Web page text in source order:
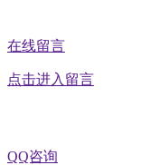
在线留言
点击进入留言
QQ咨询